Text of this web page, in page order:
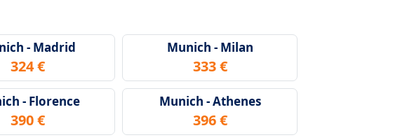
- Madrid
324 €
Munich - Milan
333 €
- Florence
390 €
Munich - Athenes
396 €